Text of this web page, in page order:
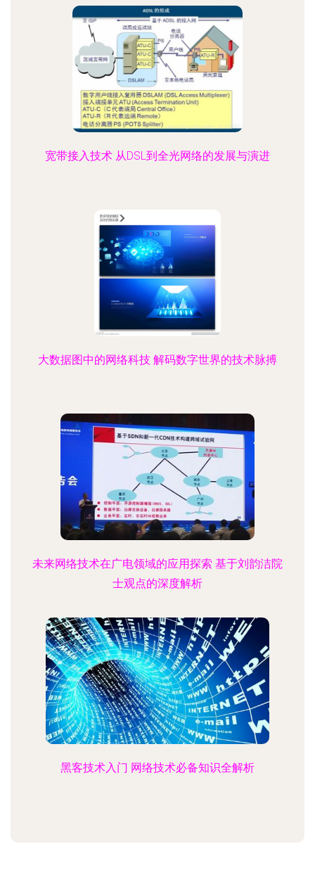
宽带接入技术 从DSL到全光网络的发展与演进
大数据图中的网络科技 解码数字世界的技术脉搏
未来网络技术在广电领域的应用探索 基于刘韵洁院
士观点的深度解析
黑客技术入门 网络技术必备知识全解析